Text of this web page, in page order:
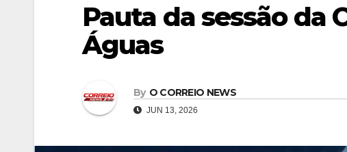
Pauta da sessão da
Águas
By O CORREIO NEWS
JUN 13, 2026